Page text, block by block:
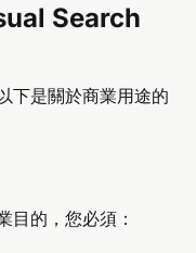
Search
下是關於商業用途的
目的，您必須：